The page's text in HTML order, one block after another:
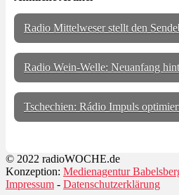
Radio Mittelweser stellt den
Radio Wein-Welle: Neuanfang
Tschechien: Rádio Impuls
© 2022 radioWOCHE.de
Konzeption: Medienagentur
Impressum - Datenschutzerklärung